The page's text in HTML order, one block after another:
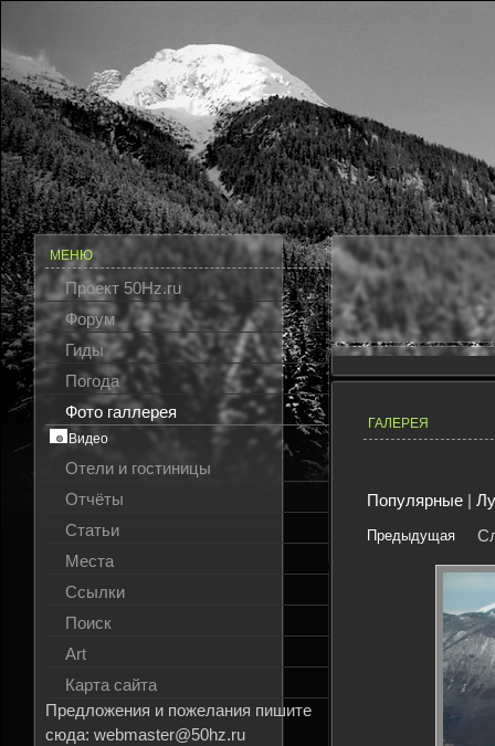
МЕНЮ
Проект 50Hz.ru
Форум
Гиды
Погода
Фото галлерея
Видео
Отели и гостиницы
Отчёты
Статьи
Места
Ссылки
Поиск
Art
Карта сайта
Предложения и пожелания пишите
сюда: webmaster@50hz.ru
ГАЛЕРЕЯ
Популярные|
Предыдущая